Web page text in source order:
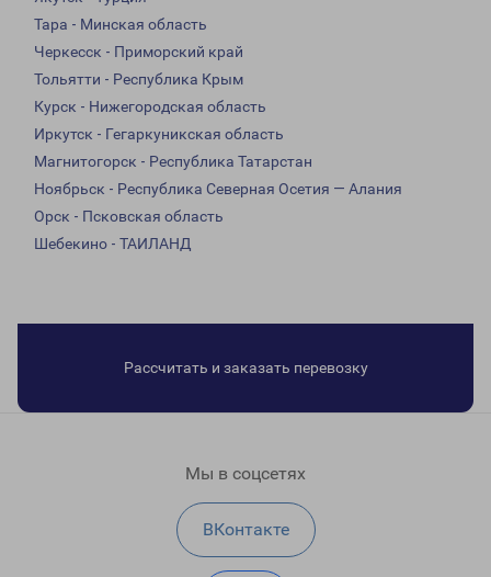
Тара - Минская область
Черкесск - Приморский край
Тольятти - Республика Крым
Курск - Нижегородская область
Иркутск - Гегаркуникская область
Магнитогорск - Республика Татарстан
Ноябрьск - Республика Северная Осетия — Алания
Орск - Псковская область
Шебекино - ТАИЛАНД
Рассчитать и заказать перевозку
Мы в соцсетях
ВКонтакте